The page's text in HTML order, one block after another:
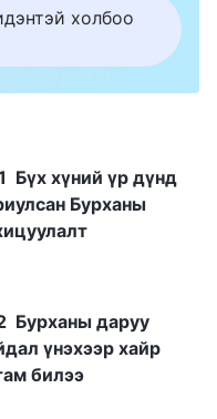
холбоо
Бүх хүний үр дүнд
Бурханы
Бурханы даруу
үнэхээр хайр
билээ